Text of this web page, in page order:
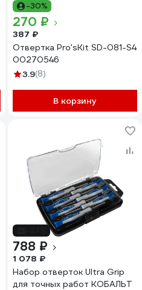
-30%
270 ₽
387 ₽
Отвертка Pro'sKit SD-081-S4
00270546
3.9(8)
В корзину
788 ₽
1 078 ₽
Набор отверток Ultra Grip
для точных работ КОБАЛЬТ